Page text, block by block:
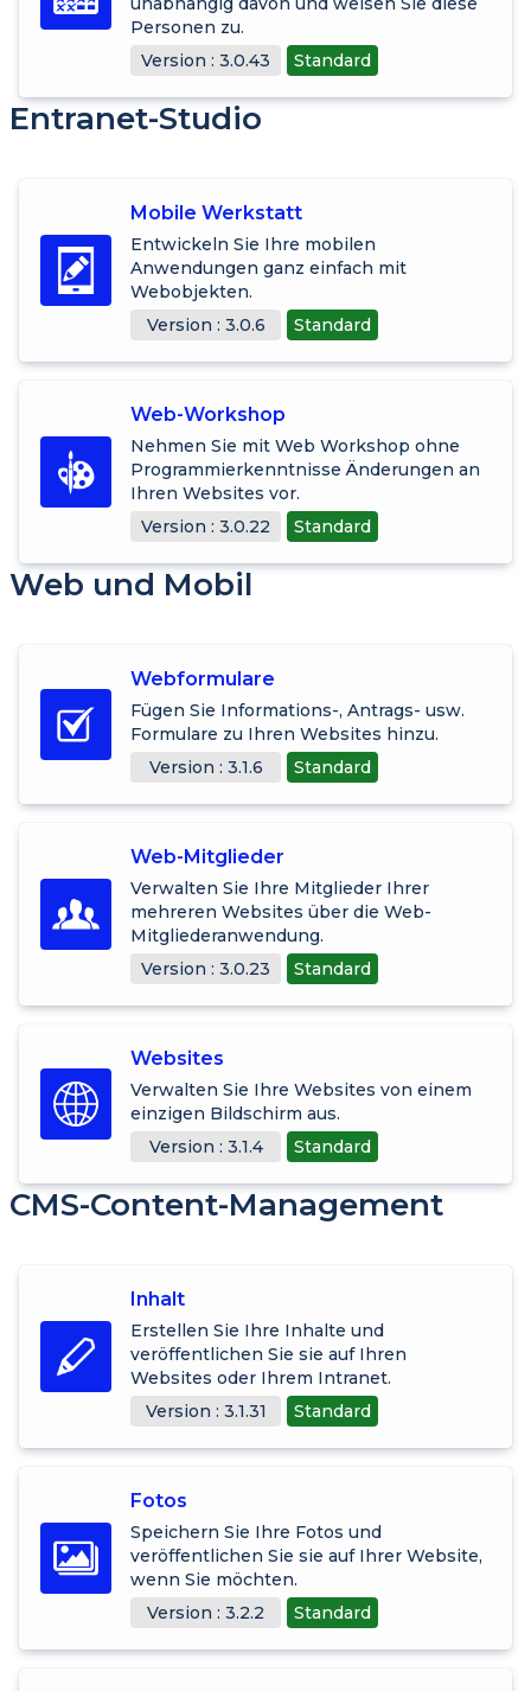
Personen zu.
Version : 3.0.43
Standard
Entranet-Studio
Mobile Werkstatt
Entwickeln Sie Ihre mobilen
Anwendungen ganz einfach mit
Webobjekten.
Version : 3.0.6
Standard
Web-Workshop
Nehmen Sie mit Web Workshop ohne
Programmierkenntnisse Änderungen an
Ihren Websites vor.
Version : 3.0.22
Standard
Web und Mobil
Webformulare
Fügen Sie Informations-, Antrags- usw.
Formulare zu Ihren Websites hinzu.
Version : 3.1.6
Standard
Web-Mitglieder
Verwalten Sie Ihre Mitglieder Ihrer
mehreren Websites über die Web-
Mitgliederanwendung.
Version : 3.0.23
Standard
Websites
Verwalten Sie Ihre Websites von einem
einzigen Bildschirm aus.
Version : 3.1.4
Standard
CMS-Content-Management
Inhalt
Erstellen Sie Ihre Inhalte und
veröffentlichen Sie sie auf Ihren
Websites oder Ihrem Intranet.
Version : 3.1.31
Standard
Fotos
Speichern Sie Ihre Fotos und
veröffentlichen Sie sie auf Ihrer Website,
wenn Sie möchten.
Version : 3.2.2
Standard